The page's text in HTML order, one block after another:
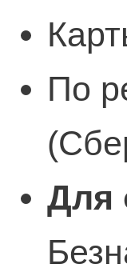
По
Для